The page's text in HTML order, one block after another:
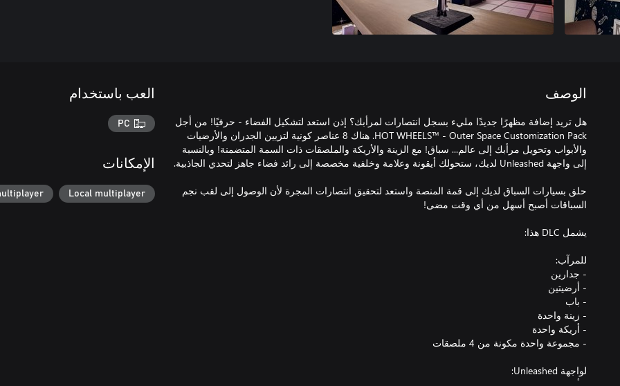
الوصف
هل تريد إضافة مظهرًا جديدًا مليء بسجل انتصارات لمرأبك؟ إذن استعد لتشكيل الفضاء - حرفيًا! من أجل
HOT WHEELS™ - Outer Space Customization Pack. هناك 8 عناصر كونية لتزيين الجدران والأرضيات
والأبواب وتحويل مرأبك إلى عالم... سباق! مع الزينة والأريكة والملصقات ذات السمة المتضمنة! وبالنسبة
حلق بسيارات السباق لديك إلى قمة المنصة واستعد لتحقيق انتصارات المجرة لأن الوصول إلى لقب نجم
العب باستخدام
PC
الإمكانات
Local multiplayer